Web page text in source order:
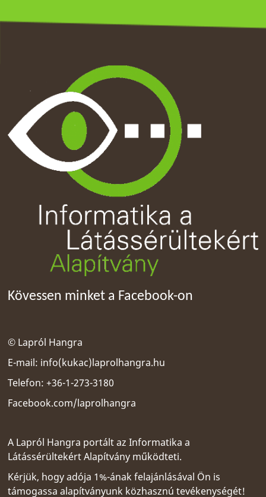
Kövessen minket a Facebook-on
© Lapról Hangra
E-mail: info(kukac)laprolhangra.hu
Telefon: +36-1-273-3180
Facebook.com/laprolhangra
A Lapról Hangra portált azInformatika a
Látássérültekért Alapítvány működteti.
Kérjük, hogy adója 1%-ának felajánlásával Ön is
támogassa alapítványunk közhasznú tevékenységét!